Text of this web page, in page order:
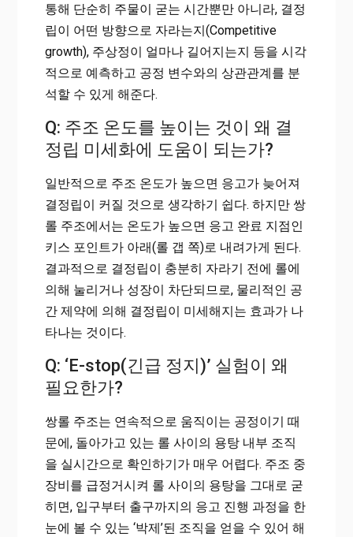
통해 단순히 주물이 굳는 시간뿐만 아니라, 결정
립이 어떤 방향으로 자라는지(Competitive
growth), 주상정이 얼마나 길어지는지 등을 시각
적으로 예측하고 공정 변수와의 상관관계를 분
석할 수 있게 해준다.
Q: 주조 온도를 높이는 것이 왜 결
정립 미세화에 도움이 되는가?
일반적으로 주조 온도가 높으면 응고가 늦어져
결정립이 커질 것으로 생각하기 쉽다. 하지만 쌍
롤 주조에서는 온도가 높으면 응고 완료 지점인
키스 포인트가 아래(롤 갭 쪽)로 내려가게 된다.
결과적으로 결정립이 충분히 자라기 전에 롤에
의해 눌리거나 성장이 차단되므로, 물리적인 공
간 제약에 의해 결정립이 미세해지는 효과가 나
타나는 것이다.
Q: ‘E-stop(긴급 정지)’ 실험이 왜
필요한가?
쌍롤 주조는 연속적으로 움직이는 공정이기 때
문에, 돌아가고 있는 롤 사이의 용탕 내부 조직
을 실시간으로 확인하기가 매우 어렵다. 주조 중
장비를 급정거시켜 롤 사이의 용탕을 그대로 굳
히면, 입구부터 출구까지의 응고 진행 과정을 한
눈에 볼 수 있는 ‘박제’된 조직을 얻을 수 있어 해